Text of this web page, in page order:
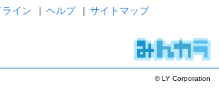
イン
| ヘルプ | サイトマップ
© LY Corporation